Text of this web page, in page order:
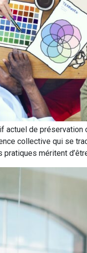
actuel de
collective qui se
pratiques méritent